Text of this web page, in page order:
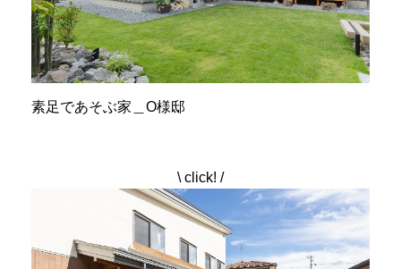
素足であそぶ家＿O様邸
\ click! /